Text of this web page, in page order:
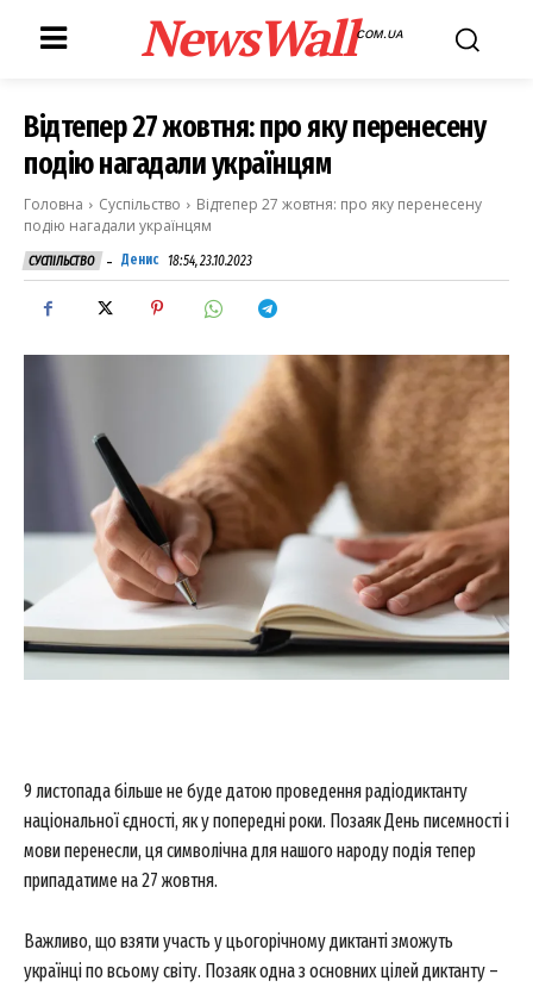
NewsWallCOM.UA
Відтепер 27 жовтня: про яку перенесену
подію нагадали українцям
Головна Суспільство
Відтепер 27 жовтня: про яку перенесену
подію нагадали українцям
СУСПІЛЬСТВО - Денис 18:54, 23.10.2023
9 листопада більше не буде датою проведення радіодиктанту
національної єдності, як у попередні роки. Позаяк День писемності і
мови перенесли, ця символічна для нашого народу подія тепер
припадатиме на 27 жовтня.
Важливо, що взяти участь у цьогорічному диктанті зможуть
українці по всьому світу. Позаяк одна з основних цілей диктанту –